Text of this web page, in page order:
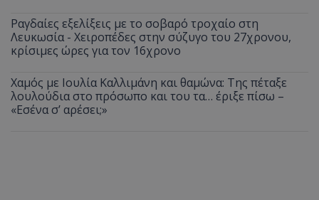
Ραγδαίες εξελίξεις με το σοβαρό τροχαίο στη
Λευκωσία - Χειροπέδες στην σύζυγο του 27χρονου,
κρίσιμες ώρες για τον 16χρονο
Χαμός με Ιουλία Καλλιμάνη και θαμώνα: Της πέταξε
λουλούδια στο πρόσωπο και του τα… έριξε πίσω –
«Εσένα σ’ αρέσει;»